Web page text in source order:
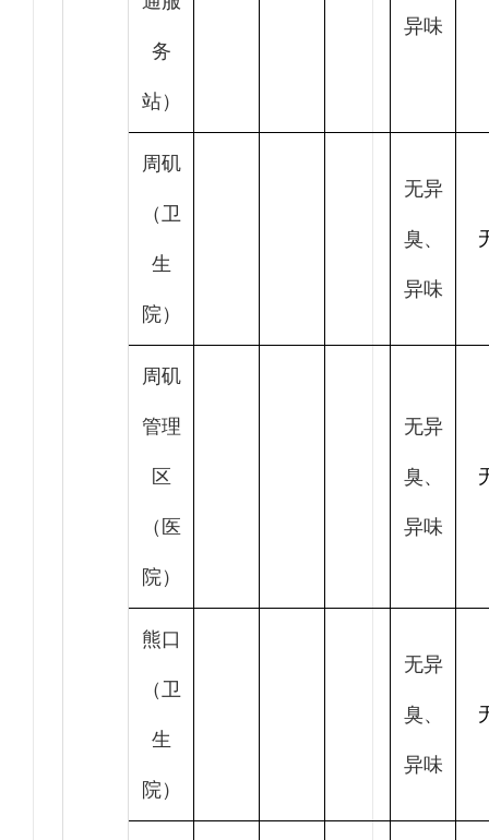
务
站）
异味
周矶
（卫
生
院）
无异
臭、
异味
周矶
管理
区
（医
院）
无异
臭、
异味
熊口
（卫
生
院）
无异
臭、
异味